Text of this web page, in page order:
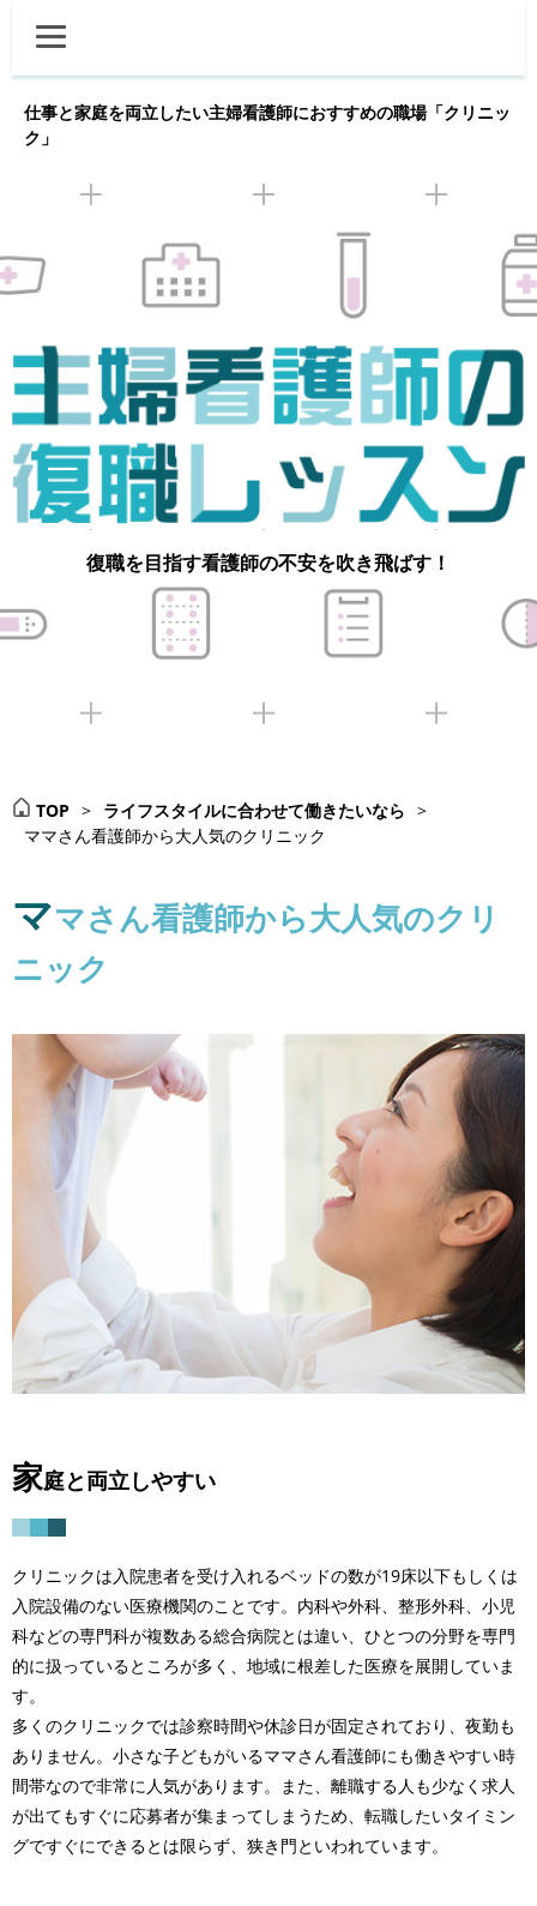
仕事と家庭を両立したい主婦看護師におすすめの職場「クリニッ
ク」
復職を目指す看護師の不安を吹き飛ばす！
TOP > ライフスタイルに合わせて働きたいなら >
ママさん看護師から大人気のクリニック
ママさん看護師から大人気のクリ
ニック
家庭と両立しやすい
クリニックは入院患者を受け入れるベッドの数が19床以下もしくは
入院設備のない医療機関のことです。内科や外科、整形外科、小児
科などの専門科が複数ある総合病院とは違い、ひとつの分野を専門
的に扱っているところが多く、地域に根差した医療を展開していま
す。
多くのクリニックでは診察時間や休診日が固定されており、夜勤も
ありません。小さな子どもがいるママさん看護師にも働きやすい時
間帯なので非常に人気があります。また、離職する人も少なく求人
が出てもすぐに応募者が集まってしまうため、転職したいタイミン
グですぐにできるとは限らず、狭き門といわれています。